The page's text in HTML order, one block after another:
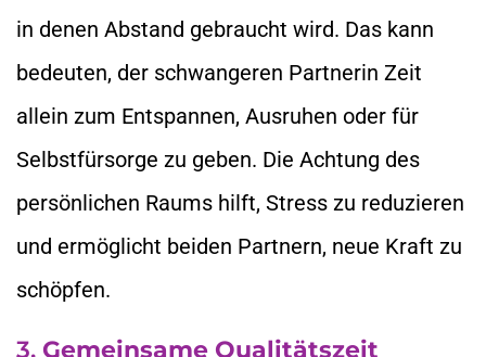
in denen Abstand gebraucht wird. Das kann
bedeuten, der schwangeren Partnerin Zeit
allein zum Entspannen, Ausruhen oder für
Selbstfürsorge zu geben. Die Achtung des
persönlichen Raums hilft, Stress zu reduzieren
und ermöglicht beiden Partnern, neue Kraft zu
schöpfen.
3. Gemeinsame Qualitätszeit